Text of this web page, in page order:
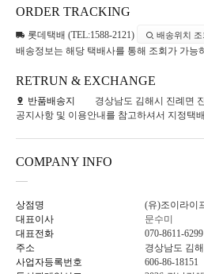
ORDER TRACKING
롯데택배 (TEL:1588-2121) 배송위치 조
배송정보는 해당 택배사를 통해 조회가 가능
RETRUN & EXCHANGE
반품배송지
경상남도 김해시 진례면
공지사항 및 이용안내를 참고하셔서 지정택
COMPANY INFO
상점명
(유)조이라이
대표이사
문수미
대표전화
070-8611-6299
주소
경상남도 김
사업자등록번호
606-86-18151